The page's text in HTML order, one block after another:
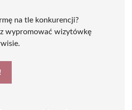
na tle konkurencji?
wypromować wizytówkę